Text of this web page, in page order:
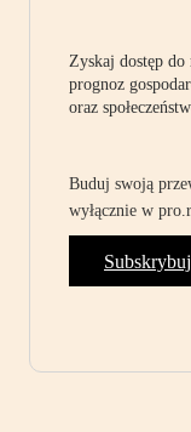
Zyskaj dostęp
prognoz
oraz
Buduj swoją
wyłącznie w